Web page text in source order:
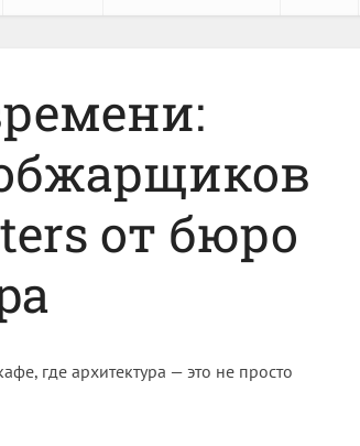
от бюро
где архитектура — это не просто